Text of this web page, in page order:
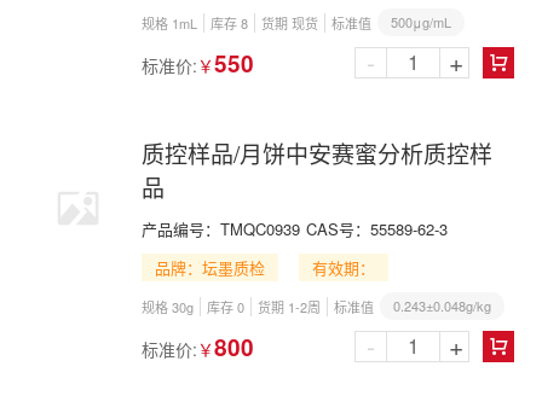
规格 1mL 库存 8 货期 现货 标准值 500μg/mL
标准价: ￥550 
- +
质控样品/月饼中安赛蜜分析质控样
品
产品编号： TMQC0939 CAS号： 55589-62-3
品牌：坛墨质检
有效期：
规格 30g 库存 0 货期 1-2周 标准值 0.243±0.048g/kg
标准价: ￥800 
- +